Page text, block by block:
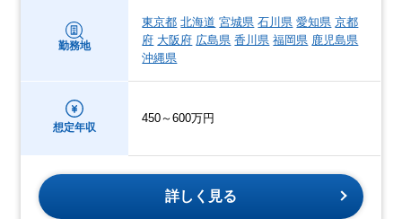
勤務地
東京都 北海道 宮城県 石川県 愛知県 京都
府 大阪府 広島県 香川県 福岡県 鹿児島県
沖縄県
想定年収
450～600万円
詳しく見る